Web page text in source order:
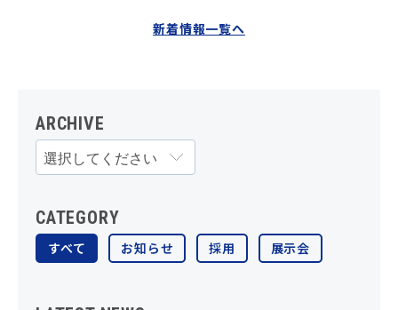
新着情報一覧へ
ARCHIVE
CATEGORY
すべて お知らせ 採用 展示会